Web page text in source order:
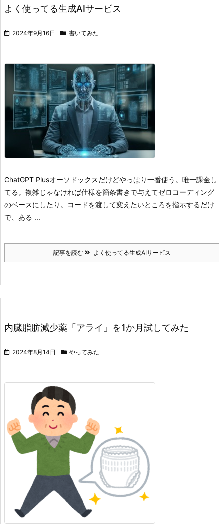
よく使ってる生成AIサービス
2024年9月16日 書いてみた
ChatGPT Plusオーソドックスだけどやっぱり一番使う。 唯一課金し
てる。 複雑じゃなければ仕様を箇条書きで与えてゼロコーディング
のベースにしたり。
コードを渡して変えたいところを指示するだけ
で、ある ...
記事を読む よく使ってる生成AIサービス
内臓脂肪減少薬「アライ」を1か月試してみた
2024年8月14日 やってみた